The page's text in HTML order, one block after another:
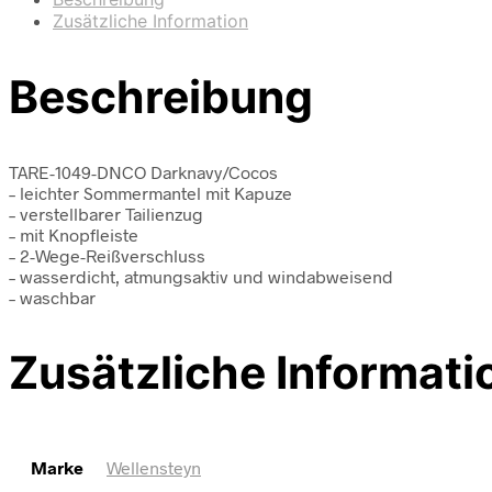
Zusätzliche Information
Beschreibung
TARE-1049-DNCO Darknavy/Cocos
– leichter Sommermantel mit Kapuze
– verstellbarer Tailienzug
– mit Knopfleiste
– 2-Wege-Reißverschluss
– wasserdicht, atmungsaktiv und windabweisend
– waschbar
Zusätzliche
Marke Wellensteyn